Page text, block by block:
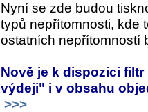
Nyní se zde budou
typů nepřítomnosti, kde
ostatních nepřítomností
Nově je k dispozici
výdeji" i v obsahu
>>>